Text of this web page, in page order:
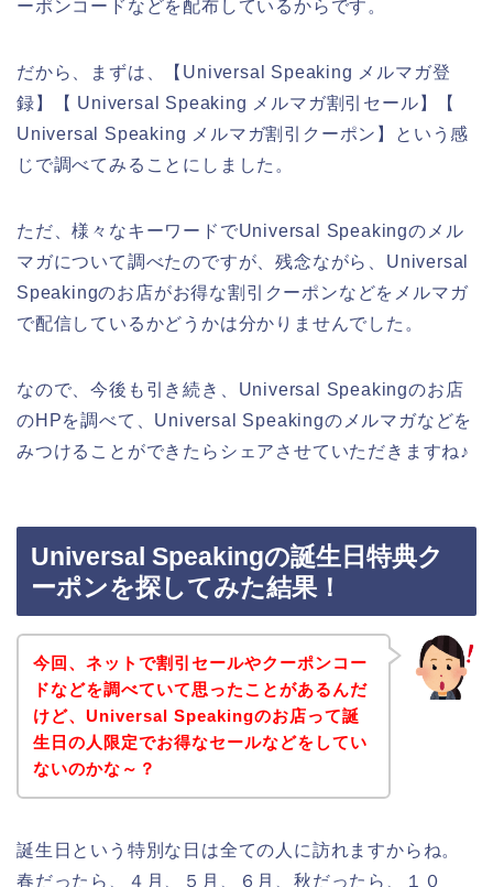
ーポンコードなどを配布しているからです。
だから、まずは、【Universal Speaking メルマガ登
録】【 Universal Speaking メルマガ割引セール】【
Universal Speaking メルマガ割引クーポン】という感
じで調べてみることにしました。
ただ、様々なキーワードでUniversal Speakingのメル
マガについて調べたのですが、残念ながら、Universal
Speakingのお店がお得な割引クーポンなどをメルマガ
で配信しているかどうかは分かりませんでした。
なので、今後も引き続き、Universal Speakingのお店
のHPを調べて、Universal Speakingのメルマガなどを
みつけることができたらシェアさせていただきますね♪
Universal Speakingの誕生日特典ク
ーポンを探してみた結果！
今回、ネットで割引セールやクーポンコー
ドなどを調べていて思ったことがあるんだ
けど、Universal Speakingのお店って誕
生日の人限定でお得なセールなどをしてい
ないのかな～？
誕生日という特別な日は全ての人に訪れますからね。
春だったら、４月、５月、６月、秋だったら、１０